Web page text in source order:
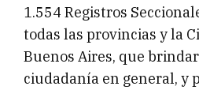
1.554 Registros
todas las provincias y la
Buenos Aires, que
ciudadanía en general, y